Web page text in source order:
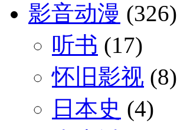
影音动漫 (326)
听书 (17)
怀旧影视 (8)
日本史 (4)